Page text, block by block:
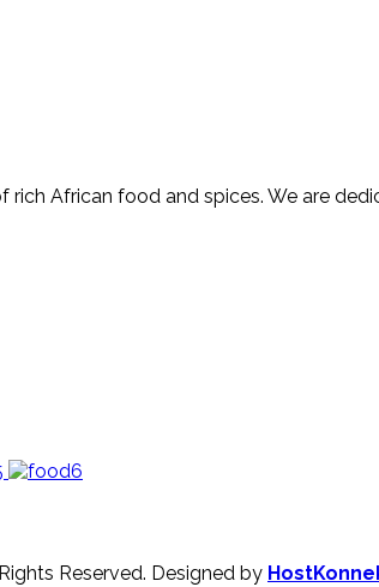
rich African food and spices. We are
Reserved. Designed by